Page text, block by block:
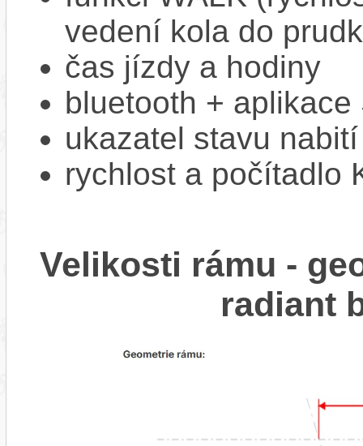
vedení kola do
čas jízdy a hodiny
bluetooth +
ukazatel stavu
rychlost a počítadlo
Velikosti rámu -
radiant